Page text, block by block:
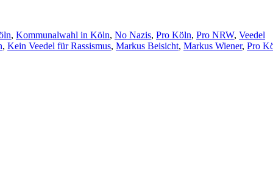
, Kommunalwahl in Köln, No Nazis, Pro Köln, Pro NRW, Veedel
, Kein Veedel für Rassismus, Markus Beisicht, Markus Wiener, Pro